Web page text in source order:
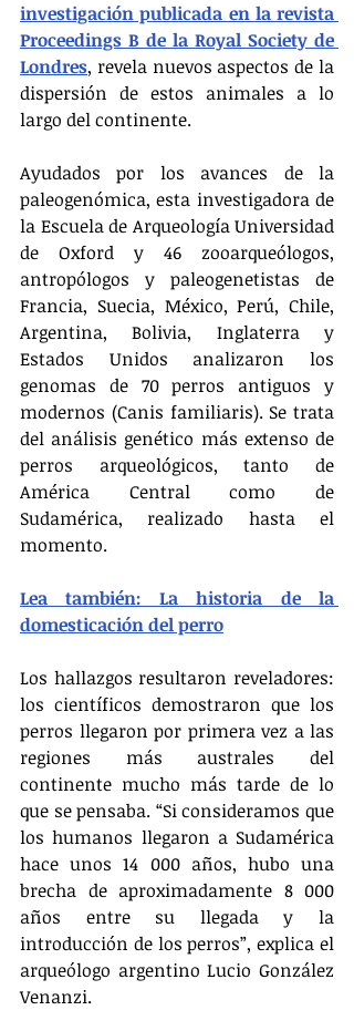
investigación publicada en la revista
Proceedings B de la Royal Society de
Londres, revela nuevos aspectos de la
dispersión de estos animales a lo
largo del continente.
Ayudados por los avances de la
paleogenómica, esta investigadora de
la Escuela de Arqueología Universidad
de Oxford y 46 zooarqueólogos,
antropólogos y paleogenetistas de
Francia, Suecia, México, Perú, Chile,
Argentina, Bolivia, Inglaterra y
Estados Unidos analizaron los
genomas de 70 perros antiguos y
modernos (Canis familiaris). Se trata
del análisis genético más extenso de
perros arqueológicos, tanto de
América Central como de
Sudamérica, realizado hasta el
momento.
Lea también: La historia de la
domesticación del perro
Los hallazgos resultaron reveladores:
los científicos demostraron que los
perros llegaron por primera vez a las
regiones más australes del
continente mucho más tarde de lo
que se pensaba. “Si consideramos que
los humanos llegaron a Sudamérica
hace unos 14 000 años, hubo una
brecha de aproximadamente 8 000
años entre su llegada y la
introducción de los perros”, explica el
arqueólogo argentino Lucio González
Venanzi.